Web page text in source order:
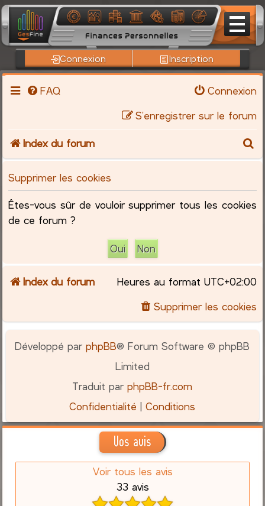
Connexion Inscription
FAQ
Connexion
S’enregistrer sur le forum
Index du forum
c
r
c
h
Supprimer les cookies
Êtes-vous sûr de vouloir supprimer tous les cookies
de ce forum ?
Index du forum Heures au format UTC+02:00
Supprimer les cookies
Développé parphpBB® Forum Software © phpBB
Limited
Traduit parphpBB-fr.com
Confidentialité |Conditions
Vos avis
Voir tous les avis
33 avis